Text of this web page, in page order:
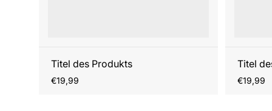
Titel des Produkts
Regulärer
€19,99
Titel
Regulärer
€19,99